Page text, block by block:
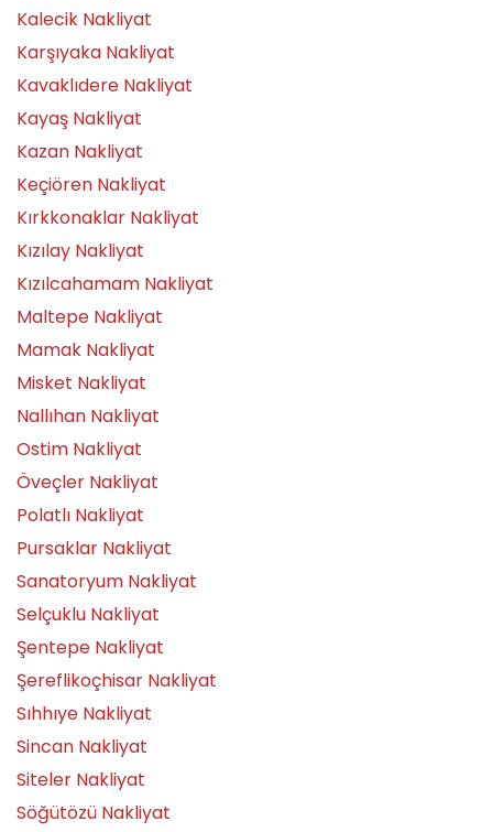
Kalecik Nakliyat
Karşıyaka Nakliyat
Kavaklıdere Nakliyat
Kayaş Nakliyat
Kazan Nakliyat
Keçiören Nakliyat
Kırkkonaklar Nakliyat
Kızılay Nakliyat
Kızılcahamam Nakliyat
Maltepe Nakliyat
Mamak Nakliyat
Misket Nakliyat
Nallıhan Nakliyat
Ostim Nakliyat
Öveçler Nakliyat
Polatlı Nakliyat
Pursaklar Nakliyat
Sanatoryum Nakliyat
Selçuklu Nakliyat
Şentepe Nakliyat
Şereflikoçhisar Nakliyat
Sıhhıye Nakliyat
Sincan Nakliyat
Siteler Nakliyat
Söğütözü Nakliyat